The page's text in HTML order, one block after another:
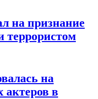
на признание
террористом
на
актеров в